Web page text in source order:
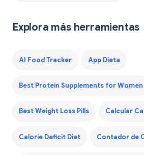
Explora más herramientas
AI Food Tracker App Dieta
Best Protein Supplements for Women
Best Weight Loss Pills Calcular
Calorie Deficit Diet Contador de